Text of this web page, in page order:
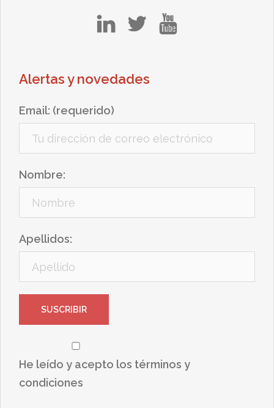
Alertas y novedades
Email: (requerido)
Nombre:
Apellidos:
He leído y acepto los términos y
condiciones